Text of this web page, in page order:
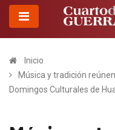
Inicio
Música y tradición
Domingos Culturales de